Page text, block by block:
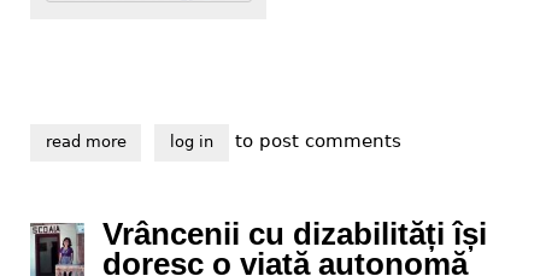
read moreabout vrem accesibilizarea trecerilor de pietoni din
log in to post comments
Vrâncenii cu dizabilități își
doresc o viață autonomă